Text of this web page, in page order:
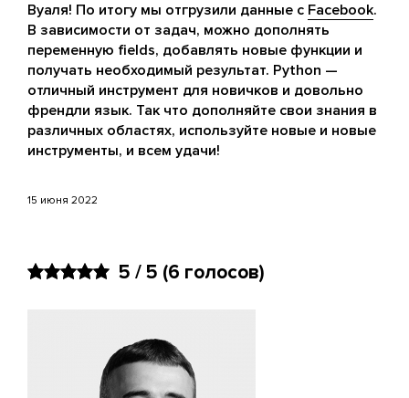
Вуаля! По итогу мы отгрузили данные с Facebook.
В зависимости от задач, можно дополнять
переменную fields, добавлять новые функции и
получать необходимый результат. Python —
отличный инструмент для новичков и довольно
френдли язык. Так что дополняйте свои знания в
различных областях, используйте новые и новые
инструменты, и всем удачи!
15 июня 2022
5 / 5 (6 голосов)